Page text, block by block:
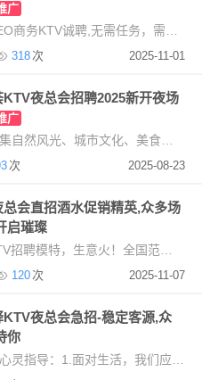
广
318 次 2025-11-01
KTV夜总会招聘2025新开夜场
广
太原是一座集自然风光、城市文化、美食佳肴于一体的美丽城市。无论你是来旅游观光，还是
次 2025-08-23
会直招酒水促销精英,众多场
启璀璨
120 次 2025-11-07
KTV夜总会急招-稳定客源,众
你